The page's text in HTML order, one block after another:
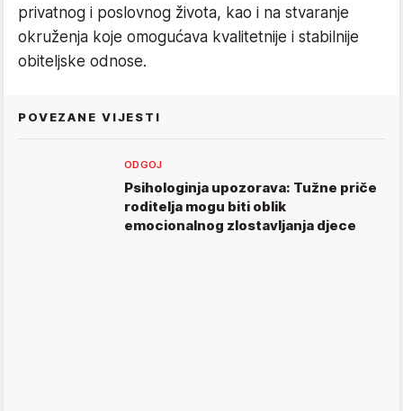
privatnog i poslovnog života, kao i na stvaranje
okruženja koje omogućava kvalitetnije i stabilnije
obiteljske odnose.
POVEZANE VIJESTI
ODGOJ
Psihologinja upozorava: Tužne priče
roditelja mogu biti oblik
emocionalnog zlostavljanja djece